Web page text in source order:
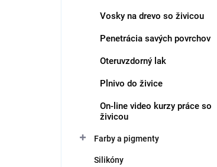
Vosky na drevo so živicou
Penetrácia savých povrchov
Oteruvzdorný lak
Plnivo do živice
On-line video kurzy práce so
živicou
Farby a pigmenty
Silikóny